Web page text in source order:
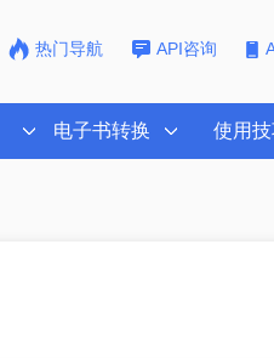
热门导航 API咨询
电子书转换 使用